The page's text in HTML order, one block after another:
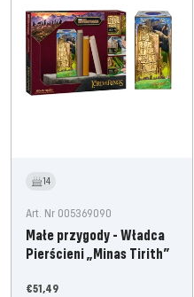
14
Art. Nr 005369090
Małe przygody - Władca
Pierścieni „Minas Tirith”
Oferta
€51,49